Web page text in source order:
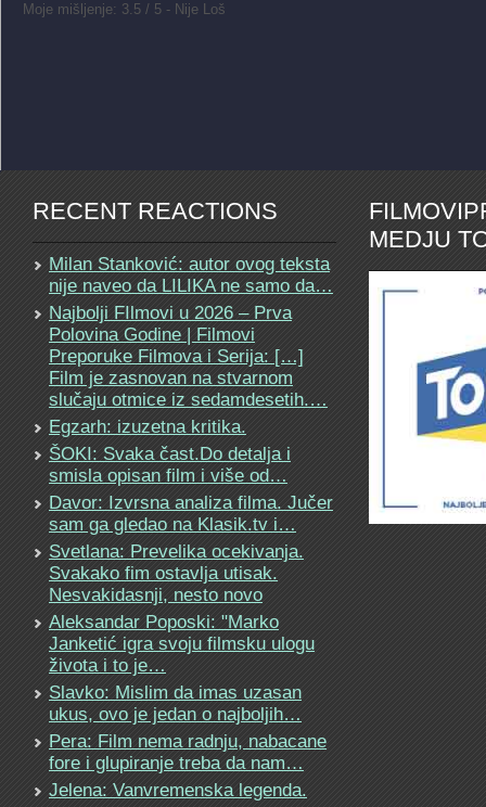
Moje mišljenje: 3.5 / 5 - Nije Loš
RECENT REACTIONS
Milan Stanković: autor ovog teksta
nije naveo da LILIKA ne samo da…
Najbolji FIlmovi u 2026 – Prva
Polovina Godine | Filmovi
Preporuke Filmova i Serija: […]
Film je zasnovan na stvarnom
slučaju otmice iz sedamdesetih.…
Egzarh: izuzetna kritika.
ŠOKI: Svaka čast.Do detalja i
smisla opisan film i više od…
Davor: Izvrsna analiza filma. Jučer
sam ga gledao na Klasik.tv i…
Svetlana: Prevelika ocekivanja.
Svakako fim ostavlja utisak.
Nesvakidasnji, nesto novo
Aleksandar Poposki: "Marko
Janketić igra svoju filmsku ulogu
života i to je…
Slavko: Mislim da imas uzasan
ukus, ovo je jedan o najboljih…
Pera: Film nema radnju, nabacane
fore i glupiranje treba da nam…
Jelena: Vanvremenska legenda.
MEDJU